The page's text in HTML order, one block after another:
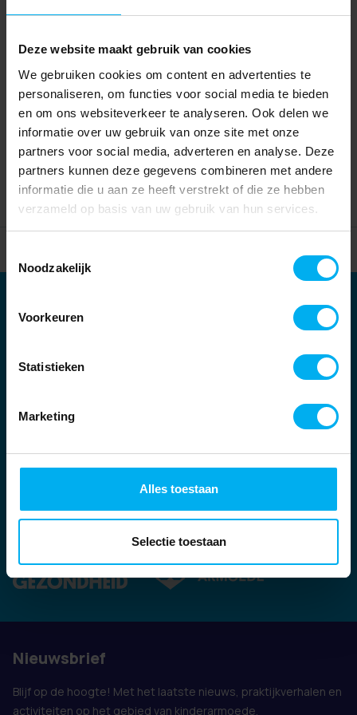
Deze website maakt gebruik van cookies
We gebruiken cookies om content en advertenties te
personaliseren, om functies voor social media te bieden
en om ons websiteverkeer te analyseren. Ook delen we
informatie over uw gebruik van onze site met onze
partners voor social media, adverteren en analyse. Deze
partners kunnen deze gegevens combineren met andere
informatie die u aan ze heeft verstrekt of die ze hebben
verzameld op basis van uw gebruik van hun services.
Noodzakelijk
Voorkeuren
Statistieken
Marketing
Alles toestaan
Selectie toestaan
Partners
Ook vertegenwoordigd door:
Nieuwsbrief
Blijf op de hoogte! Met het laatste nieuws, praktijkverhalen en
activiteiten op het gebied van kinderarmoede.